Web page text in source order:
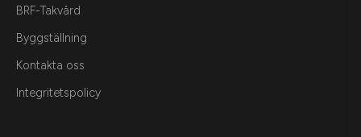
BRF-Takvård
Byggställning
Kontakta oss
Integritetspolicy